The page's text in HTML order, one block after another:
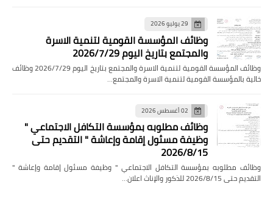
29 يوليو 2026
وظائف المؤسسة القومية لتنمية الاسرة
والمجتمع بتاريخ اليوم 2026/7/29
وظائف المؤسسة القومية لتنمية الاسرة والمجتمع بتاريخ اليوم 2026/7/29 وظائف
خالية بالمؤسسة القومية لتنمية الاسرة والمجتمع…
02 أغسطس 2026
وظائف مطلوبه بمؤسسة التكافل الاجتماعي "
وظيفة مسئول إقامة وإعاشة " التقديم حتى
2026/8/15
وظائف مطلوبه بمؤسسة التكافل الاجتماعي " وظيفة مسئول إقامة وإعاشة "
التقديم حتى 2026/8/15 للذكور والإناث اعلان…